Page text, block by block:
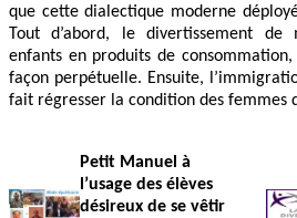
que cette dialectique moderne
Tout d’abord, le divertissement de
enfants en produits de
façon perpétuelle. Ensuite,
fait régresser la condition des femmes
Petit Manuel à
l’usage des élèves
désireux de se vêtir